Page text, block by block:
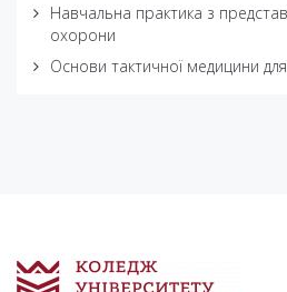
Навчальна практика з
охорони
Основи тактичної медицини для